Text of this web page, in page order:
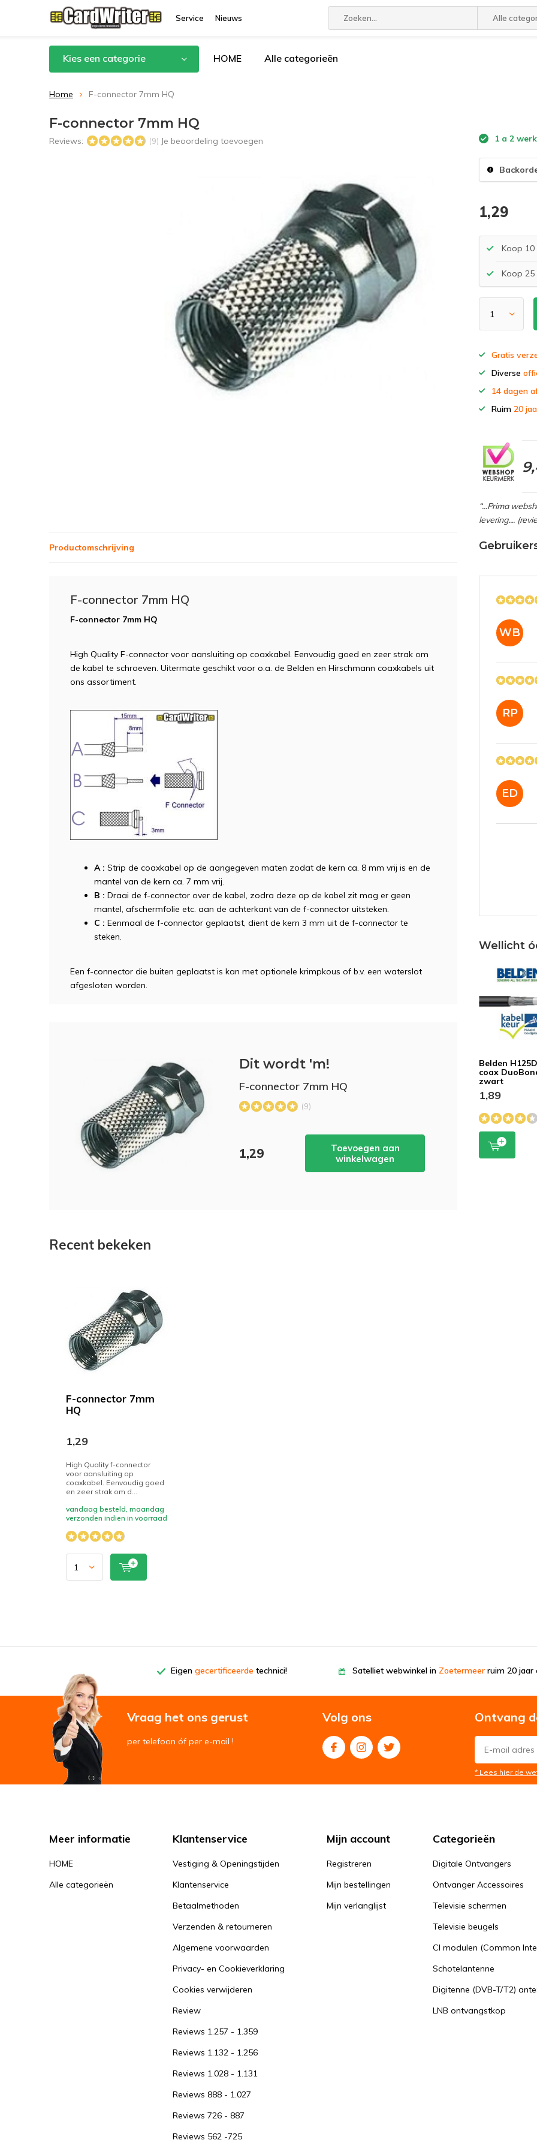
Service Nieuws Alle
Kies een categorie HOME Alle categorieën
Home F-connector 7mm HQ
F-connector 7mm HQ
Reviews: (9) Je beoordeling toevoegen 1 a 2
1,29
Koop
Koop
Gratis
Diverse
14 dagen
Ruim20
“...Prima
levering....
Productomschrijving
F-connector 7mm HQ
F-connector 7mm HQ
High Quality F-connector voor aansluiting op coaxkabel. Eenvoudig goed en zeer strak om
de kabel te schroeven. Uitermate geschikt voor o.a. de Belden en Hirschmann coaxkabels uit
ons assortiment.
A : Strip de coaxkabel op de aangegeven maten zodat de kern ca. 8 mm vrij is en de
mantel van de kern ca. 7 mm vrij.
B : Draai de f-connector over de kabel, zodra deze op de kabel zit mag er geen
mantel, afschermfolie etc. aan de achterkant van de f-connector uitsteken.
C : Eenmaal de f-connector geplaatst, dient de kern 3 mm uit de f-connector te
steken.
Een f-connector die buiten geplaatst is kan met optionele krimpkous of b.v. een waterslot
afgesloten worden.
Dit wordt 'm!
F-connector 7mm HQ
(9)
1,29
Toevoegen aan
winkelwagen
WB
RP
ED
PW
JD
Wellicht
Belden
coax
zwart
1,89
Recent bekeken
F-connector 7mm
HQ
1,29
High Quality f-connector
voor aansluiting op
coaxkabel. Eenvoudig goed
en zeer strak om d...
vandaag besteld, maandag
verzonden indien in voorraad
Eigen gecertificeerde technici! Satelliet webwinkel in Zoetermeer ruim 20 jaar
Vraag het ons gerust
per telefoon óf per e-mail !
Volg ons Ontvang
* Lees hier de
Meer informatie
HOME
Alle categorieën
Klantenservice
Vestiging & Openingstijden
Klantenservice
Betaalmethoden
Verzenden & retourneren
Algemene voorwaarden
Privacy- en Cookieverklaring
Cookies verwijderen
Review
Reviews 1.257 - 1.359
Reviews 1.132 - 1.256
Reviews 1.028 - 1.131
Reviews 888 - 1.027
Reviews 726 - 887
Reviews 562 -725
Mijn account
Registreren
Mijn bestellingen
Mijn verlanglijst
Categorieën
Digitale Ontvangers
Ontvanger Accessoires
Televisie schermen
Televisie beugels
CI modulen (Common
Schotelantenne
Digitenne (DVB-T/T2)
LNB ontvangstkop